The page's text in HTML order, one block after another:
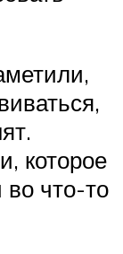
которое
что-то